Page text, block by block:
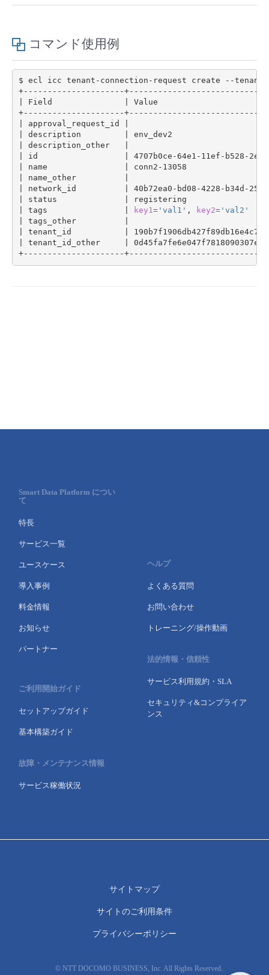
コマンド使用例
$ ecl icc tenant-connection-request create --tenant-id-
Field
approval_request_id
description
description_other
id
4707b0ce-64e1-11ef-b528-
name
conn2-
name_other
network_id
40b72ea0-bd08-4228-b34d-
status
tags key1='val1' , key2='val2'
tags_other
tenant_id
tenant_id_other
Smart Data Platform につい
て
特長
サービス一覧
ユースケース
導入事例
料金情報
お知らせ
パートナー
ご利用開始ガイド
セットアップガイド
基本構築ガイド
故障・メンテナンス情報
サービス稼働状況
ヘルプ
よくある質問
お問い合わせ
トレーニング/操作動画
法的情報・信頼性
サービス利用規約・SLA
セキュリティ&コンプライア
ンス
© NTT DOCOMO BUSINESS, Inc. All Rights Reserved.
サイトマップ
サイトのご利用条件
プライバシーポリシー